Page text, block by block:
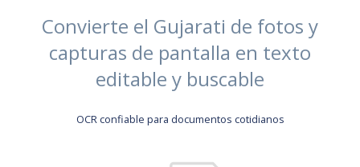
Convierte el Gujarati de fotos y
capturas de pantalla en texto
editable y buscable
OCR confiable para documentos cotidianos